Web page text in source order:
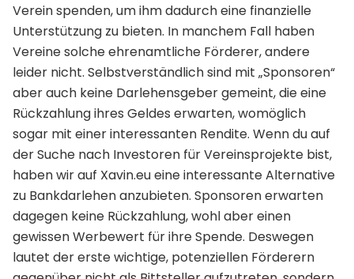
Verein spenden, um ihm dadurch eine finanzielle
Unterstützung zu bieten. In manchem Fall haben
Vereine solche ehrenamtliche Förderer, andere
leider nicht. Selbstverständlich sind mit „Sponsoren“
aber auch keine Darlehensgeber gemeint, die eine
Rückzahlung ihres Geldes erwarten, womöglich
sogar mit einer interessanten Rendite. Wenn du auf
der Suche nach Investoren für Vereinsprojekte bist,
haben wir auf Xavin.eu eine interessante Alternative
zu Bankdarlehen anzubieten. Sponsoren erwarten
dagegen keine Rückzahlung, wohl aber einen
gewissen Werbewert für ihre Spende. Deswegen
lautet der erste wichtige, potenziellen Förderern